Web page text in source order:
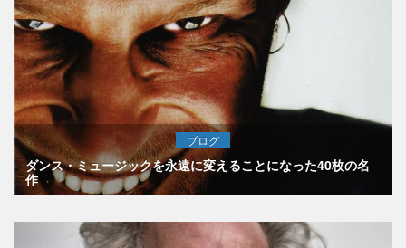
ブログ
ダンス・ミュージックを永遠に変えることになった40枚の名
作